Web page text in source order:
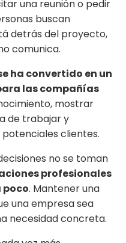
una reunión o pedir
buscan
detrás del proyecto,
comunica.
ha convertido en un
las compañías
mostrar
de trabajar y
clientes.
no se toman
profesionales
poco. Mantener una
una empresa sea
necesidad concreta.